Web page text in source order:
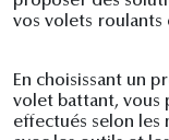
vos volets roulants
En choisissant un
volet battant, vous
effectués selon les